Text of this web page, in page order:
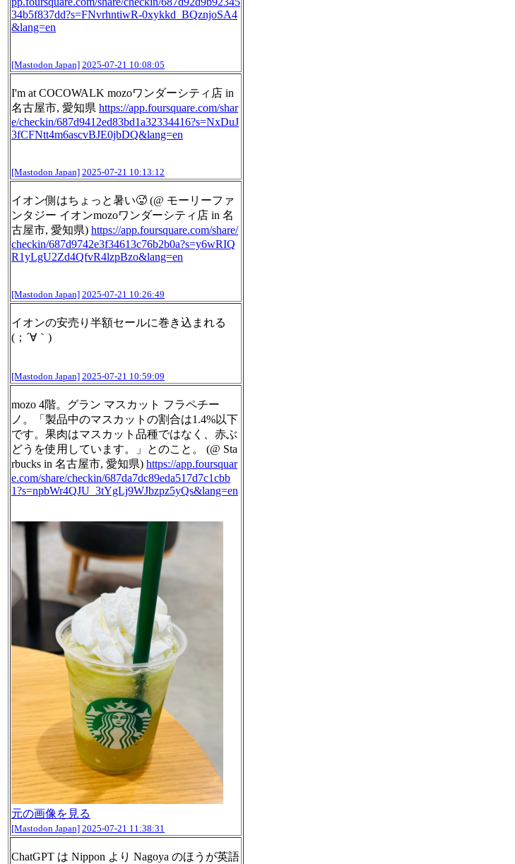
34b5f837dd?s=FNvrhntiwR-0xykkd_BQznjoSA4
&lang=en
[Mastodon Japan] 2025-07-21 10:08:05
I'm at COCOWALK mozoワンダーシティ店 in
名古屋市, 愛知県 https://app.foursquare.com/shar
e/checkin/687d9412ed83bd1a32334416?s=NxDuJ
3fCFNtt4m6ascvBJE0jbDQ&lang=en
[Mastodon Japan] 2025-07-21 10:13:12
イオン側はちょっと暑い🥵 (@ モーリーファ
ンタジー イオンmozoワンダーシティ店 in 名
古屋市, 愛知県) https://app.foursquare.com/share/
checkin/687d9742e3f34613c76b2b0a?s=y6wRIQ
R1yLgU2Zd4QfvR4lzpBzo&lang=en
[Mastodon Japan] 2025-07-21 10:26:49
イオンの安売り半額セールに巻き込まれる
(；´∀｀)
[Mastodon Japan] 2025-07-21 10:59:09
mozo 4階。グラン マスカット フラペチー
ノ。「製品中のマスカットの割合は1.4%以下
です。果肉はマスカット品種ではなく、赤ぶ
どうを使用しています。」とのこと。 (@ Sta
rbucks in 名古屋市, 愛知県) https://app.foursquar
e.com/share/checkin/687da7dc89eda517d7c1cbb
1?s=npbWr4QJU_3tYgLj9WJbzpz5yQs&lang=en
元の画像を見る
[Mastodon Japan] 2025-07-21 11:38:31
ChatGPT は Nippon より Nagoya のほうが英語